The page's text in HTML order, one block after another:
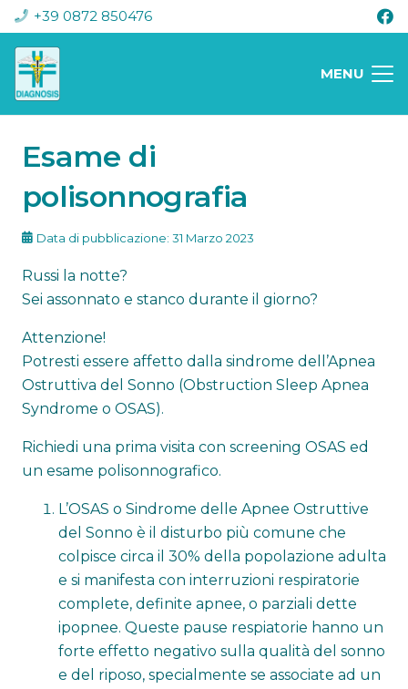
+39 0872 850476
MENU
Esame di
polisonnografia
Data di pubblicazione:31 Marzo 2023
Russi la notte?
Sei assonnato e stanco durante il giorno?
Attenzione!
Potresti essere affetto dalla sindrome dell’Apnea
Ostruttiva del Sonno (Obstruction Sleep Apnea
Syndrome o OSAS).
Richiedi una prima visita con screening OSAS ed
un esame polisonnografico.
L’OSAS o Sindrome delle Apnee Ostruttive
del Sonno è il disturbo più comune che
colpisce circa il 30% della popolazione adulta
e si manifesta con interruzioni respiratorie
complete, definite apnee, o parziali dette
ipopnee. Queste pause respiatorie hanno un
forte effetto negativo sulla qualità del sonno
e del riposo, specialmente se associate ad un